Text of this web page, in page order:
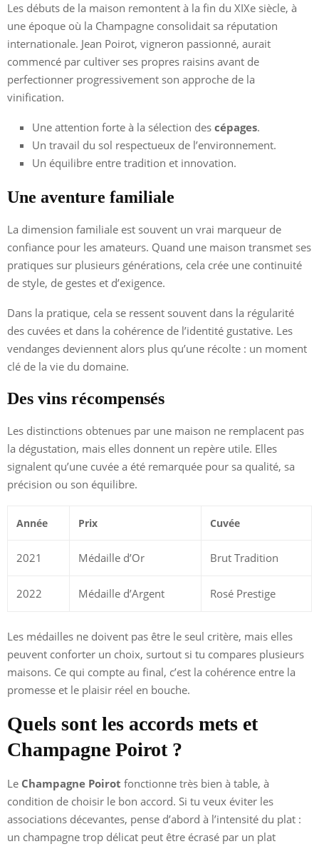
Les débuts de la maison remontent à la fin du XIXe siècle, à
une époque où la Champagne consolidait sa réputation
internationale. Jean Poirot, vigneron passionné, aurait
commencé par cultiver ses propres raisins avant de
perfectionner progressivement son approche de la
vinification.
Une attention forte à la sélection des cépages.
Un travail du sol respectueux de l’environnement.
Un équilibre entre tradition et innovation.
Une aventure familiale
La dimension familiale est souvent un vrai marqueur de
confiance pour les amateurs. Quand une maison transmet ses
pratiques sur plusieurs générations, cela crée une continuité
de style, de gestes et d’exigence.
Dans la pratique, cela se ressent souvent dans la régularité
des cuvées et dans la cohérence de l’identité gustative. Les
vendanges deviennent alors plus qu’une récolte : un moment
clé de la vie du domaine.
Des vins récompensés
Les distinctions obtenues par une maison ne remplacent pas
la dégustation, mais elles donnent un repère utile. Elles
signalent qu’une cuvée a été remarquée pour sa qualité, sa
précision ou son équilibre.
Année Prix Cuvée
2021 Médaille d’Or Brut Tradition
2022 Médaille d’Argent Rosé Prestige
Les médailles ne doivent pas être le seul critère, mais elles
peuvent conforter un choix, surtout si tu compares plusieurs
maisons. Ce qui compte au final, c’est la cohérence entre la
promesse et le plaisir réel en bouche.
Quels sont les accords mets et
Champagne Poirot ?
Le Champagne Poirot fonctionne très bien à table, à
condition de choisir le bon accord. Si tu veux éviter les
associations décevantes, pense d’abord à l’intensité du plat :
un champagne trop délicat peut être écrasé par un plat